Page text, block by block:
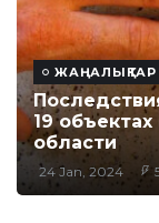
ЖАҢАЛЫҚТАР
19
области
24 Jan, 2024